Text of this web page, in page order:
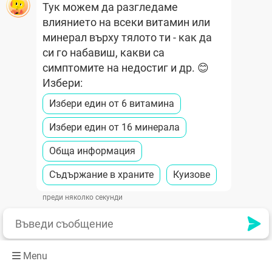
Menu
Тук можем да разгледаме
влиянието на всеки витамин или
минерал върху тялото ти - как да
си го набавиш, какви са
симптомите на недостиг и др. 😊
Избери:
Избери един от 6 витамина
Избери един от 16 минерала
Обща информация
Съдържание в храните Куизове
преди няколко секунди